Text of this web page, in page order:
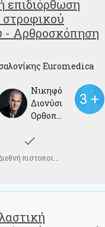
επιδιόρθωση
- Αρθροσκόπηση
Euromedica
Νικηφόρος
Διονύσιος
Ορθοπεδικός Χειρούργος, Αθλητίατρος
check